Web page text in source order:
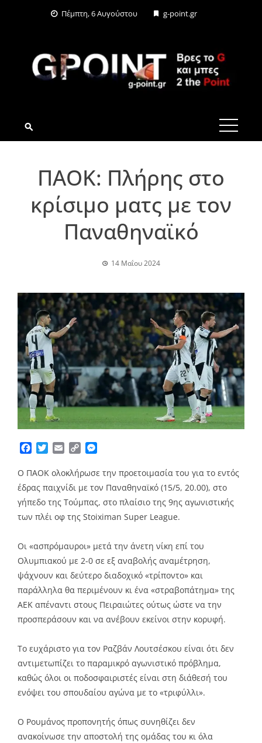
Πέμπτη, 6 Αυγούστου g-point.gr
G-POINT.GR
ΠΑΟΚ: Πλήρης στο
κρίσιμο ματς με τον
Παναθηναϊκό
14 Μαΐου 2024
Facebook
TwitterEmailCopy
Ο ΠΑΟΚ ολοκλήρωσε την προετοιμασία του για το εντός
έδρας παιχνίδι με τον Παναθηναϊκό (15/5, 20.00), στο
γήπεδο της Τούμπας, στο πλαίσιο της 9ης αγωνιστικής
των πλέι οφ της Stoiximan Super League.
Οι «ασπρόμαυροι» μετά την άνετη νίκη επί του
Ολυμπιακού με 2-0 σε εξ αναβολής αναμέτρηση,
ψάχνουν και δεύτερο διαδοχικό «τρίποντο» και
παράλληλα θα περιμένουν κι ένα «στραβοπάτημα» της
ΑΕΚ απέναντι στους Πειραιώτες ούτως ώστε να την
προσπεράσουν και να ανέβουν εκείνοι στην κορυφή.
Το ευχάριστο για τον Ραζβάν Λουτσέσκου είναι ότι δεν
αντιμετωπίζει το παραμικρό αγωνιστικό πρόβλημα,
καθώς όλοι οι ποδοσφαιριστές είναι στη διάθεσή του
ενόψει του σπουδαίου αγώνα με το «τριφύλλι».
Ο Ρουμάνος προπονητής όπως συνηθίζει δεν
ανακοίνωσε την αποστολή της ομάδας του κι όλα